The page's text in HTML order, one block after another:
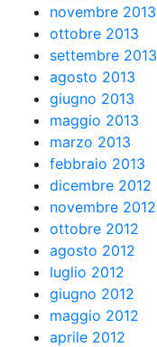
novembre 2013
ottobre 2013
settembre 2013
agosto 2013
giugno 2013
maggio 2013
marzo 2013
febbraio 2013
dicembre 2012
novembre 2012
ottobre 2012
agosto 2012
luglio 2012
giugno 2012
maggio 2012
aprile 2012